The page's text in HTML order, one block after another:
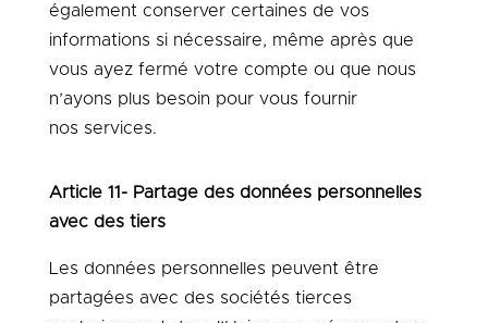
également conserver certaines de vos
informations si nécessaire, même après que
vous ayez fermé votre compte ou que nous
n’ayons plus besoin pour vous fournir
nos services.
Article 11- Partage des données personnelles
avec des tiers
Les données personnelles peuvent être
partagées avec des sociétés tierces